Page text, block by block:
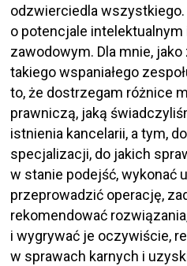
odzwierciedla
o potencjale intelektualnym
zawodowym. Dla mnie, jako
takiego wspaniałego
to, że dostrzegam różnice
prawniczą, jaką
istnienia kancelarii, a tym,
specjalizacji, do jakich
w stanie podejść, wykonać
przeprowadzić operację,
rekomendować
i wygrywać je oczywiście,
w sprawach karnych i